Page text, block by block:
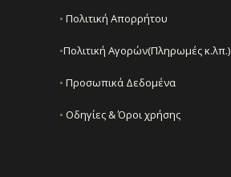
• Πολιτική Απορρήτου
•Πολιτική Αγορών(Πληρωμές κ.λπ.)
• Προσωπικά Δεδομένα
• Οδηγίες & Όροι χρήσης